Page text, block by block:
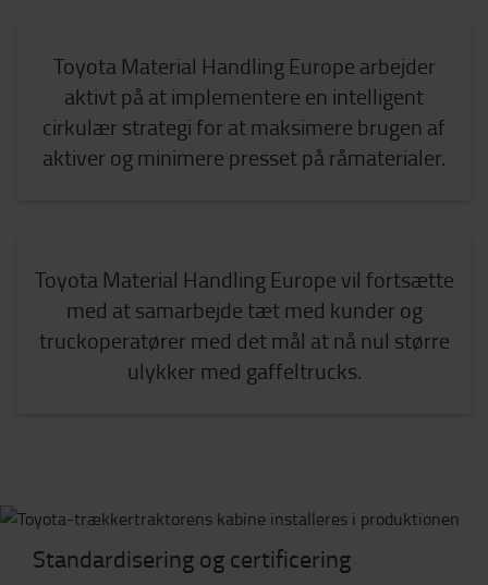
Toyota Material Handling Europe arbejder
aktivt på at implementere en intelligent
cirkulær strategi for at maksimere brugen af
aktiver og minimere presset på råmaterialer.
Toyota Material Handling Europe vil fortsætte
med at samarbejde tæt med kunder og
truckoperatører med det mål at nå nul større
ulykker med gaffeltrucks.
Standardisering og certificering